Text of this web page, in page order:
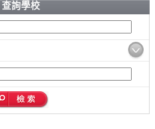
查詢學校